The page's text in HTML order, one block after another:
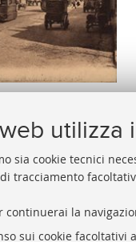
utilizza
sia cookie tecnici
tracciamento
la
sui cookie